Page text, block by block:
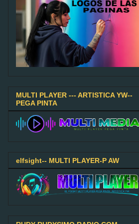
MULTI PLAYER --- ARTISTICA YW--
PEGA PINTA
elfsight-- MULTI PLAYER-P AW